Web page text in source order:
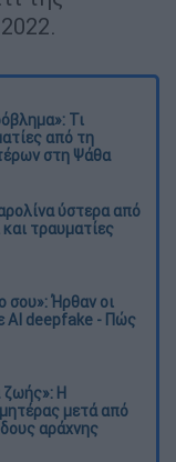
Τι
από τη
στη Ψάθα
ύστερα από
τραυματίες
σου»: Ήρθαν οι
AI deepfake - Πώς
ζωής»: Η
μετά από
αράχνης